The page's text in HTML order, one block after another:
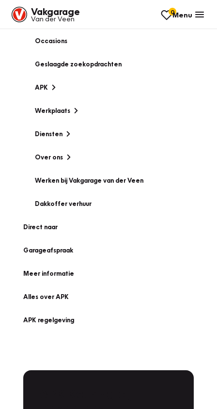
Vakgarage
Van der Veen
0Menu
Occasions
Geslaagde zoekopdrachten
APK
Werkplaats
Diensten
Over ons
Werken bij Vakgarage van der Veen
Dakkoffer verhuur
Direct naar
Garageafspraak
Meer informatie
Alles over APK
APK regelgeving